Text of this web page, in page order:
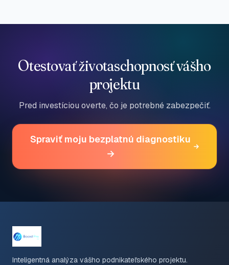
Otestovať životaschopnosť vášho
projektu
Pred investíciou overte, čo je potrebné zabezpečiť.
Spraviť moju bezplatnú diagnostiku
→
Inteligentná analýza vášho podnikateľského projektu.